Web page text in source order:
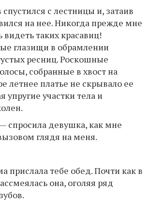
с лестницы и, затаив
на нее. Никогда прежде мне
таких красавиц!
глазищи в обрамлении
ресниц. Роскошные
собранные в хвост на
летнее платье не скрывало ее
упругие участки тела и
спросила девушка, как мне
глядя на меня.
прислала тебе обед. Почти как в
она, оголяя ряд